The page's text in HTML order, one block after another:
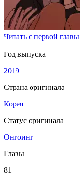
Читать с первой главы
Год выпуска
2019
Страна оригинала
Корея
Статус оригинала
Онгоинг
Главы
81